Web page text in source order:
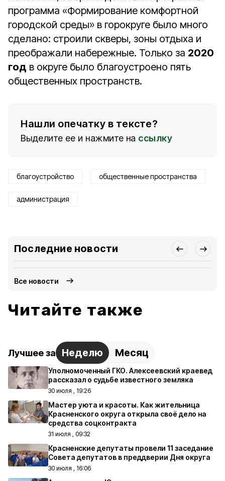
программа «Формирование комфортной
городской среды» в горокруге было много
сделано: строили скверы, зоны отдыха и
преображали набережные. Только за 2020
год в округе было благоустроено пять
общественных пространств.
Нашли опечатку в тексте?
Выделите ее и нажмите на ссылку
благоустройство общественные пространства
администрация
Последние новости
Все новости
Читайте также
Лучшее за Неделю Месяц
Уполномоченный ГКО. Алексеевский краевед
рассказал о судьбе известного земляка
30 июля , 19:26
Мастер уюта и красоты. Как жительница
Красненского округа открыла своё дело на
средства соцконтракта
31 июля , 09:32
Красненские депутаты провели 11 заседание
Совета депутатов в преддверии Дня округа
30 июля , 16:06